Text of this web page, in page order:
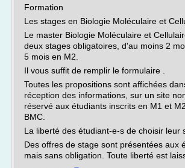
Formation
Les stages en Biologie Moléculaire et
Le master Biologie Moléculaire et
deux stages obligatoires, d'au moins 2
5 mois en M2.
Il vous suffit de remplir le formulaire .
Toutes les propositions sont affichées
réception des informations, sur un site
réservé aux étudiants inscrits en M1 et
BMC.
La liberté des étudiant-e-s de choisir leur
Des offres de stage sont présentées aux
mais sans obligation. Toute liberté est